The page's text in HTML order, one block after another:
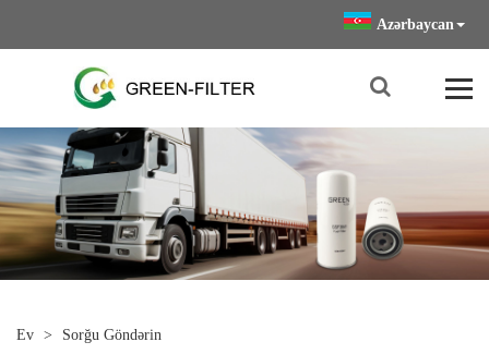
Azərbaycan
Ev > Sorğu Göndərin